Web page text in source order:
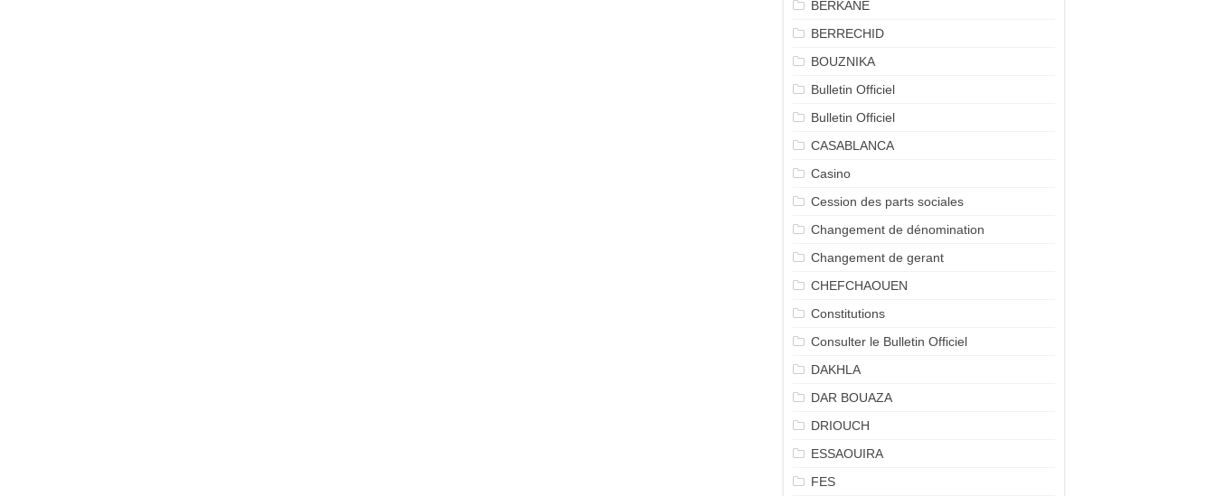
BERKANE
BERRECHID
BOUZNIKA
Bulletin Officiel
Bulletin Officiel
CASABLANCA
Casino
Cession des parts sociales
Changement de dénomination
Changement de gerant
CHEFCHAOUEN
Constitutions
Consulter le Bulletin Officiel
DAKHLA
DAR BOUAZA
DRIOUCH
ESSAOUIRA
FES